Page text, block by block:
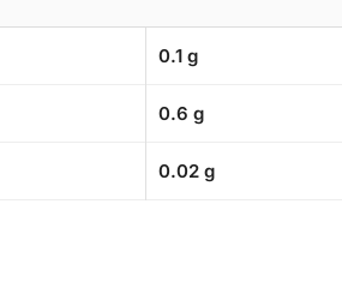
0.1 g
0.6 g
0.02 g